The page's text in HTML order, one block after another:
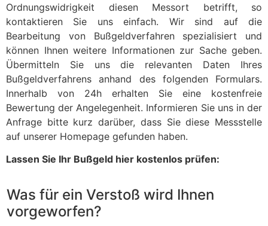
Ordnungswidrigkeit diesen Messort betrifft, so
kontaktieren Sie uns einfach. Wir sind auf die
Bearbeitung von Bußgeldverfahren spezialisiert und
können Ihnen weitere Informationen zur Sache geben.
Übermitteln Sie uns die relevanten Daten Ihres
Bußgeldverfahrens anhand des folgenden Formulars.
Innerhalb von 24h erhalten Sie eine kostenfreie
Bewertung der Angelegenheit. Informieren Sie uns in der
Anfrage bitte kurz darüber, dass Sie diese Messstelle
auf unserer Homepage gefunden haben.
Lassen Sie Ihr Bußgeld hier kostenlos prüfen:
Was für ein Verstoß wird Ihnen
vorgeworfen?